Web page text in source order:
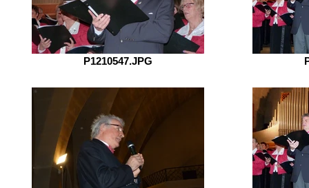
P1210547.JPG